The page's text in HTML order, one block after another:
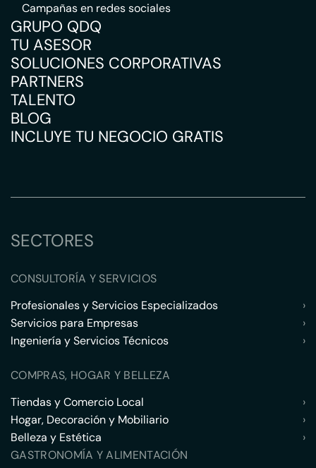
Campañas en redes sociales
GRUPO QDQ
TU ASESOR
SOLUCIONES CORPORATIVAS
PARTNERS
TALENTO
BLOG
INCLUYE TU NEGOCIO GRATIS
SECTORES
CONSULTORÍA Y SERVICIOS
Profesionales y Servicios Especializados
›
Servicios para Empresas
›
Ingeniería y Servicios Técnicos
›
COMPRAS, HOGAR Y BELLEZA
Tiendas y Comercio Local
›
Hogar, Decoración y Mobiliario
›
Belleza y Estética
›
GASTRONOMÍA Y ALIMENTACIÓN